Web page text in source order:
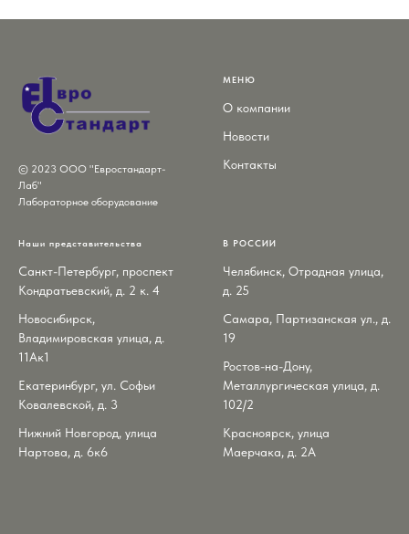
© 2023 ООО "Евростандарт-
Лаб"
Лабораторное оборудование
МЕНЮ
О компании
Новости
Контакты
Наши представительства
Санкт-Петербург, проспект
Кондратьевский, д. 2 к. 4
Новосибирск,
Владимировская улица, д.
11Ак1
Екатеринбург, ул. Софьи
Ковалевской, д. 3
Нижний Новгород, улица
Нартова, д. 6к6
В РОССИИ
Челябинск, Отрадная улица,
д. 25
Самара, Партизанская ул., д.
19
Ростов-на-Дону,
Металлургическая улица, д.
102/2
Красноярск, улица
Маерчака, д. 2А